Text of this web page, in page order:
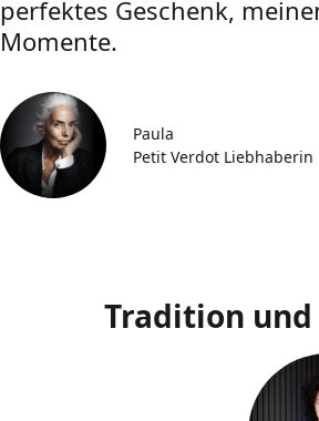
perfektes Geschenk,
Momente.
Paula
Petit Verdot Liebhaberin
Tradition